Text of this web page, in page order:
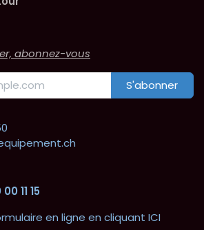
abonnez-vous
S'abonner
11 15
en ligne en cliquant ICI